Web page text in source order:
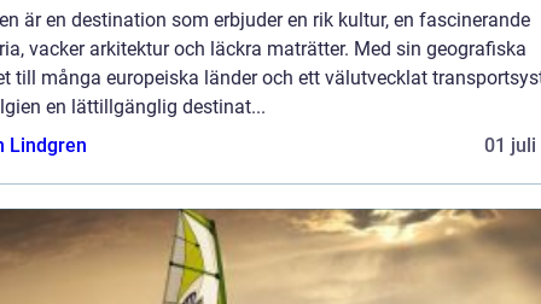
är en destination som erbjuder en rik kultur, en fascinerande
vacker arkitektur och läckra maträtter. Med sin geografiska
till många europeiska länder och ett välutvecklat
en lättillgänglig destinat...
Lindgren
01 juli